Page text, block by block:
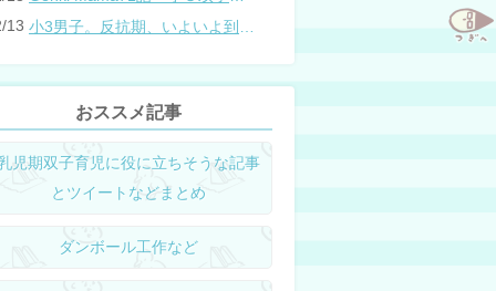
13
おススメ記事
児期双子育児に役に立ちそうな記事
とツイートなどまとめ
ダンボール工作など